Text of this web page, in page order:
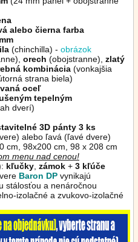
alebo čierna farba
(chinchilla) - obrázok
orech (obojstranne), zlatý
kombinácia (vonkajšia
strana biela)
oceľ
tepelným
dverí)
3D pánty 3 ks
alebo ľavá (ľavé dvere)
cm, 98x200 cm, 98 x 208 cm
menu nad cenou!
kľučky zámok + 3 kľúče
Baron DP vynikajú
stálosťou a nenáročnou
izolačné a zvukovo-izolačné